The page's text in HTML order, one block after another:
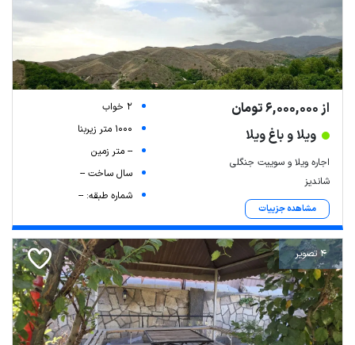
از 6,000,000 تومان
ویلا و باغ ویلا
اجاره ویلا و سوییت جنگلی
شاندیز
مشاهده جزییات
2 خواب
1000 متر زیربنا
-- متر زمین
سال ساخت --
شماره طبقه: --
4 تصویر